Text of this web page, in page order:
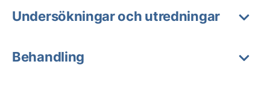
Undersökningar och utredningar
Behandling